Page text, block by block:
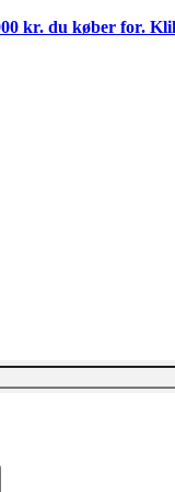
kr. du køber for.